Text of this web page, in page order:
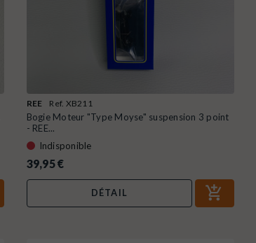
REE Ref. XB211
Bogie Moteur "Type Moyse" suspension 3 point
- REE...
Indisponible
39,95 €
DÉTAIL